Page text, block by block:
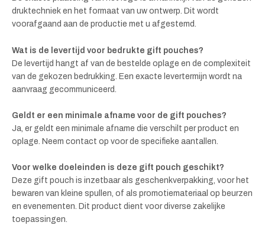
druktechniek en het formaat van uw ontwerp. Dit wordt
voorafgaand aan de productie met u afgestemd.
Wat is de levertijd voor bedrukte gift pouches?
De levertijd hangt af van de bestelde oplage en de complexiteit
van de gekozen bedrukking. Een exacte levertermijn wordt na
aanvraag gecommuniceerd.
Geldt er een minimale afname voor de gift pouches?
Ja, er geldt een minimale afname die verschilt per product en
oplage. Neem contact op voor de specifieke aantallen.
Voor welke doeleinden is deze gift pouch geschikt?
Deze gift pouch is inzetbaar als geschenkverpakking, voor het
bewaren van kleine spullen, of als promotiemateriaal op beurzen
en evenementen. Dit product dient voor diverse zakelijke
toepassingen.